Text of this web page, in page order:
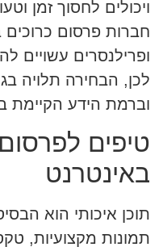
ויכולים לחסוך זמן
חברות פרסום כרוכים
ופרילנסרים עשויים
לכן, הבחירה תלויה
וברמת הידע הקיימת
טיפים
באינטרנט
תוכן איכותי הוא
תמונות מקצועיות,